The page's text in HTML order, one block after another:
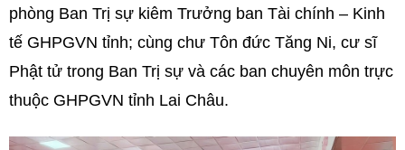
phòng Ban Trị sự kiêm Trưởng ban Tài chính – Kinh
tế GHPGVN tỉnh; cùng chư Tôn đức Tăng Ni, cư sĩ
Phật tử trong Ban Trị sự và các ban chuyên môn trực
thuộc GHPGVN tỉnh Lai Châu.